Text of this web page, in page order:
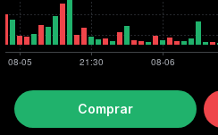
Comprar